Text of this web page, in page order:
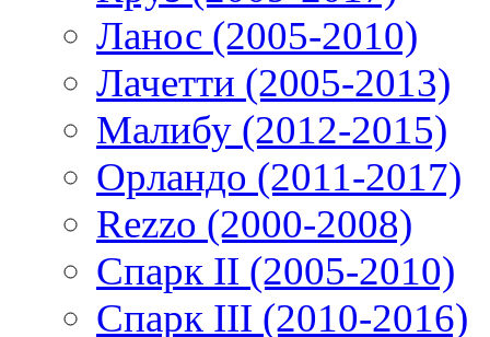
Ланос (2005-2010)
Лачетти (2005-2013)
Малибу (2012-2015)
Орландо (2011-2017)
Rezzo (2000-2008)
Спарк II (2005-2010)
Спарк III (2010-2016)